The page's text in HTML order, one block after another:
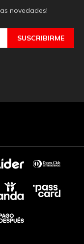
novedades!
SUSCRIBIRME